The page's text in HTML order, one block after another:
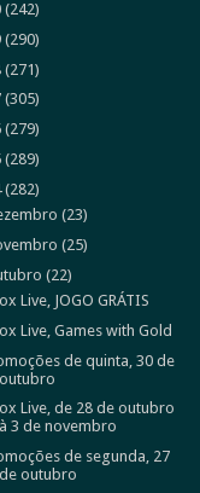
(242)
(290)
(271)
(305)
(279)
(289)
(282)
(23)
(25)
(22)
Live, JOGO GRÁTIS
Live, Games with Gold
de quinta, 30 de
outubro
Live, de 28 de outubro
à 3 de novembro
de segunda, 27
de outubro